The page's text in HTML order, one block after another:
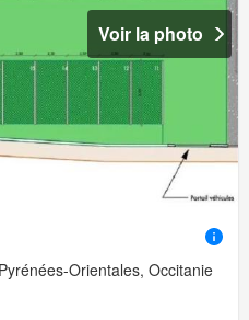
Voir la photo
Orientales, Occitanie